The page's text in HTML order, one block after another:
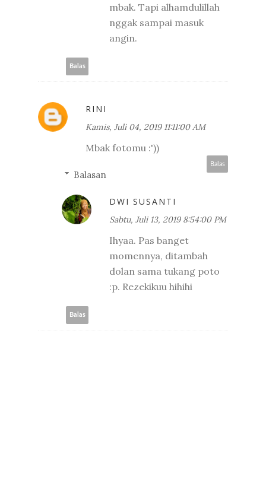
mbak. Tapi alhamdulillah
nggak sampai masuk
angin.
Balas
RINI
Kamis, Juli 04, 2019 11:11:00 AM
Mbak fotomu :'))
Balas
Balasan
DWI SUSANTI
Sabtu, Juli 13, 2019 8:54:00 PM
Ihyaa. Pas banget
momennya, ditambah
dolan sama tukang poto
:p. Rezekikuu hihihi
Balas